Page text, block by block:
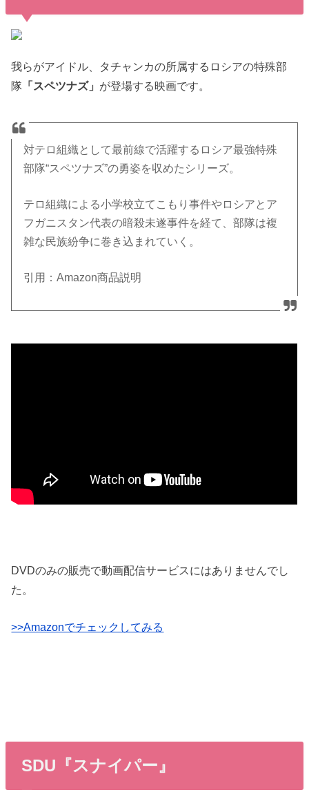
我らがアイドル、タチャンカの所属するロシアの特殊部
隊 「スペツナズ」 が登場する映画です。
対テロ組織として最前線で活躍するロシア最強特殊
部隊“スペツナズ”の勇姿を収めたシリーズ。
テロ組織による小学校立てこもり事件やロシアとア
フガニスタン代表の暗殺未遂事件を経て、部隊は複
雑な民族紛争に巻き込まれていく。
引用：Amazon商品説明
DVDのみの販売で動画配信サービスにはありませんでし
た。
>>Amazonでチェックしてみる
SDU『スナイパー』